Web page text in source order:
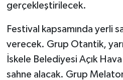
gerçekleştirilecek.
Festival kapsamında yerli
verecek. Grup Otantik,
İskele Belediyesi Açık
sahne alacak. Grup